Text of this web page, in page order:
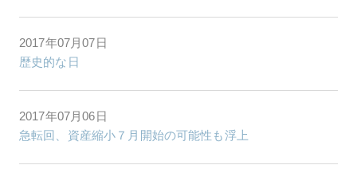
2017年07月07日
歴史的な日
2017年07月06日
急転回、資産縮小７月開始の可能性も浮上